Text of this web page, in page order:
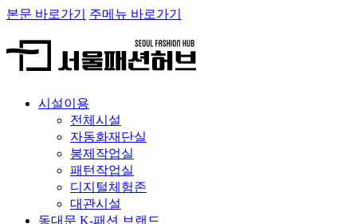
본문 바로가기 주메뉴 바로가기
시설이용
전체시설
자동화재단실
봉제작업실
패턴작업실
디지털체험존
대관시설
동대문 K-패션 브랜드